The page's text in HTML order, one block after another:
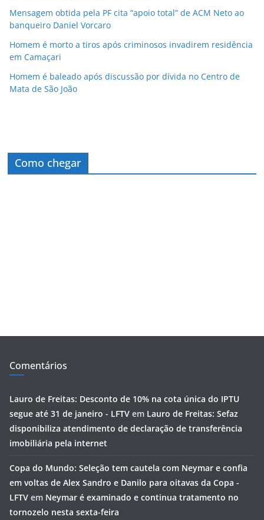
Mensagem obtida pela PF cita “apoio total” de ACM Neto ao
banqueiro Daniel Vorcaro
Homem é morto a tiros após criminosos invadirem residência
em Camaçari
Homem é baleado após discussão por dívida no Centro de
Mata de São João
Como chegar
Comentários
Lauro de Freitas: Desconto de 10% na cota única do IPTU
segue até 31 de janeiro - LFTV em Lauro de Freitas: Sefaz
disponibiliza atendimento de declaração de transferência
imobiliária pela internet
Copa do Mundo: Seleção tem cautela com Neymar e confia
em voltas de Alex Sandro e Danilo para oitavas da Copa -
LFTV em Neymar é examinado e continua tratamento no
tornozelo nesta sexta-feira